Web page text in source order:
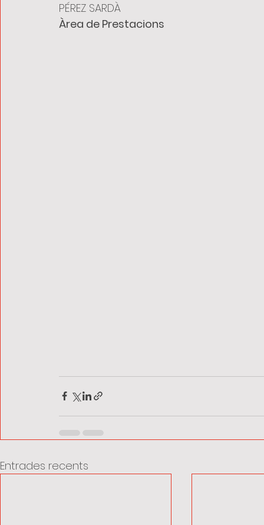
PÉREZ SARDÀ
Àrea de Prestacions
Entrades recents